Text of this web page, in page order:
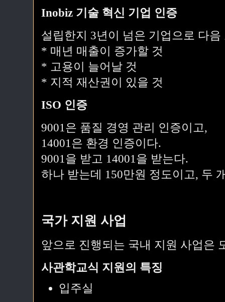
Inobiz 기술 혁신 기업 인증
설립한지 3년이 넘은 기업으로 다
* 매년 매출이 증가할 것
* 고용이 늘어날 것
* 지적 재산권이 있을 것
ISO 인증
9001은 품질 경영 관리 인증이고,
14001은 환경 인증이다.
9001을 받고 14001을 받는다.
하나 받는데 150만원 정도이고, 두
국가 지원 사업
앞으로 진행되는 국내 지원 사업은
사관학교식 지원의 특징
입주실